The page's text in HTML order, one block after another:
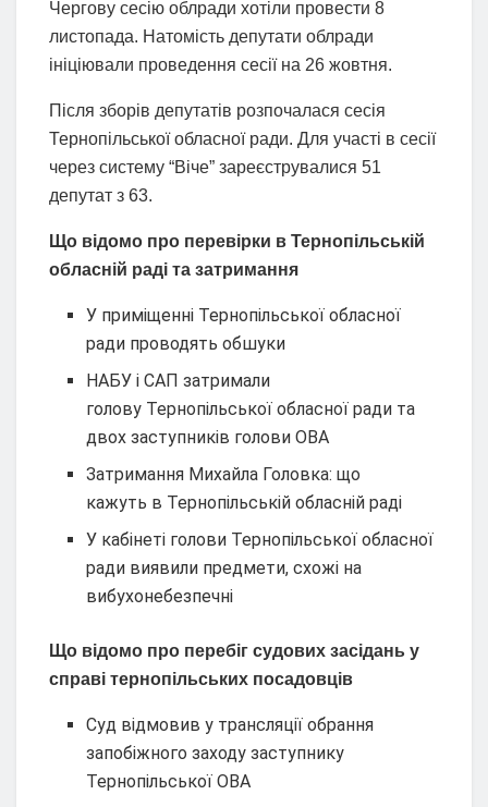
Чергову сесію облради хотіли провести 8
листопада. Натомість депутати облради
ініціювали проведення сесії на 26 жовтня.
Після зборів депутатів розпочалася сесія
Тернопільської обласної ради. Для участі в сесії
через систему “Віче” зареєструвалися 51
депутат з 63.
Що відомо про перевірки в Тернопільській
обласній раді та затримання
У приміщенні Тернопільської обласної
ради проводять обшуки
НАБУ і САП затримали
голову Тернопільської обласної ради та
двох заступників голови ОВА
Затримання Михайла Головка: що
кажуть в Тернопільській обласній раді
У кабінеті голови Тернопільської обласної
ради виявили предмети, схожі на
вибухонебезпечні
Що відомо про перебіг судових засідань у
справі тернопільських посадовців
Суд відмовив у трансляції обрання
запобіжного заходу заступнику
Тернопільської ОВА